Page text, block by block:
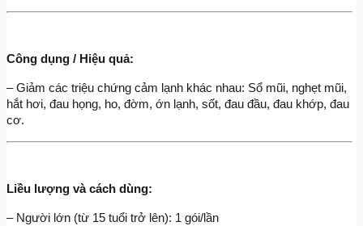
Công dụng / Hiệu quả:
– Giảm các triệu chứng cảm lạnh khác nhau: Sổ mũi, nghẹt mũi,
hắt hơi, đau họng, ho, đờm, ớn lạnh, sốt, đau đầu, đau khớp, đau
cơ.
Liều lượng và cách dùng:
– Người lớn (từ 15 tuổi trở lên): 1 gói/lần